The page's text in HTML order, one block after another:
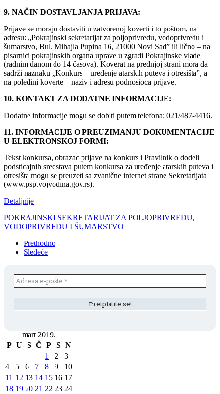
9. NAČIN DOSTAVLJANJA PRIJAVA:
Prijave se moraju dostaviti u zatvorenoj koverti i to poštom, na
adresu: „Pokrajinski sekretarijat za poljoprivredu, vodoprivredu i
šumarstvo, Bul. Mihajla Pupina 16, 21000 Novi Sad” ili lično – na
pisarnici pokrajinskih organa uprave u zgradi Pokrajinske vlade
(radnim danom do 14 časova). Koverat na prednjoj strani mora da
sadrži naznaku „Konkurs – uređenje atarskih puteva i otresišta”, a
na poleđini koverte – naziv i adresu podnosioca prijave.
10. KONTAKT ZA DODATNE INFORMACIJE:
Dodatne informacije mogu se dobiti putem telefona: 021/487-4416.
11. INFORMACIJE O PREUZIMANJU DOKUMENTACIJE
U ELEKTRONSKOJ FORMI:
Tekst konkursa, obrazac prijave na konkurs i Pravilnik o dodeli
podsticajnih sredstava putem konkursa za uređenje atarskih puteva i
otresišta mogu se preuzeti sa zvanične internet strane Sekretarijata
(www.psp.vojvodina.gov.rs).
Detaljnije
POKRAJINSKI SEKRETARIJAT ZA POLJOPRIVREDU,
VODOPRIVREDU I ŠUMARSTVO
Prethodno
Sledeće
mart 2019.
P U S Č P S N
1
2
3
4
5 6 7 8 9
10
11 12 13 14 15 16 17
18 19 20 21 22 23 24